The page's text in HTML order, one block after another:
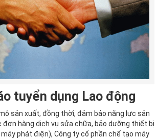
tuyển dụng Lao động
sản xuất, đồng thời, đảm bảo năng lực sản
hàng dịch vụ sửa chữa, bảo dưỡng thiết bị
phát điện), Công ty cổ phần chế tạo máy